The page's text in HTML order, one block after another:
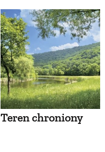
Teren chroniony